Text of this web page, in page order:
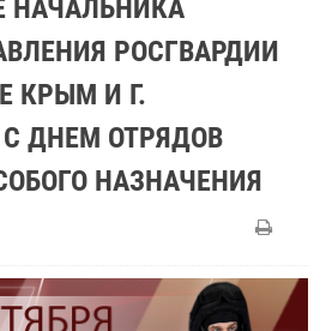
НАЧАЛЬНИКА
РОСГВАРДИИ
КРЫМ И Г.
ДНЕМ ОТРЯДОВ
НАЗНАЧЕНИЯ